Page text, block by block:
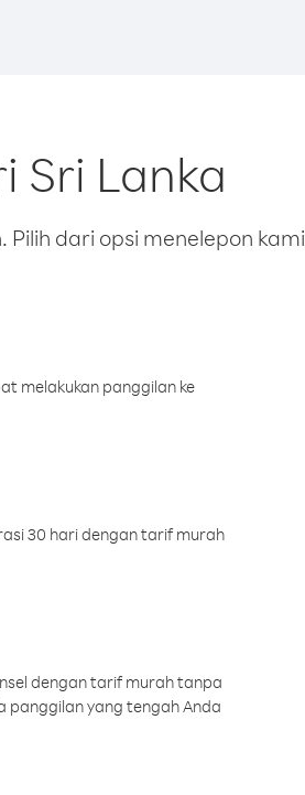
Sri Lanka
dari opsi menelepon kami
melakukan panggilan ke
30 hari dengan tarif murah
dengan tarif murah tanpa
panggilan yang tengah Anda